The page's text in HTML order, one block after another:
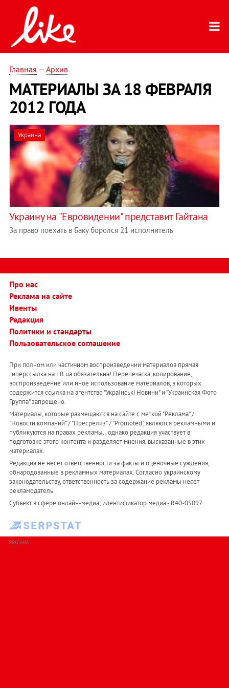
Главная —Архив
МАТЕРИАЛЫ ЗА 18 ФЕВРАЛЯ
2012 ГОДА
Украина
Украину на "Евровидении" представит Гайтана
За право поехать в Баку боролся 21 исполнитель
Про нас
Реклама на сайте
Ивенты
Редакция
Политики и стандарты
Пользовательское соглашение
При полном или частичном воспроизведении материалов прямая
гиперссылка на LB.ua обязательна! Перепечатка, копирование,
воспроизведение или иное использование материалов, в которых
содержится ссылка на агентство "Українськi Новини" и "Украинская Фото
Группа" запрещено.
Материалы, которые размещаются на сайте с меткой "Реклама" /
"Новости компаний" / "Пресрелиз" / "Promoted", являются рекламными и
публикуются на правах рекламы. , однако редакция участвует в
подготовке этого контента и разделяет мнения, высказанные в этих
материалах.
Редакция не несет ответственности за факты и оценочные суждения,
обнародованные в рекламных материалах. Согласно украинскому
законодательству, ответственность за содержание рекламы несет
рекламодатель.
Субъект в сфере онлайн-медиа; идентификатор медиа - R40-05097
РЕКЛАМА